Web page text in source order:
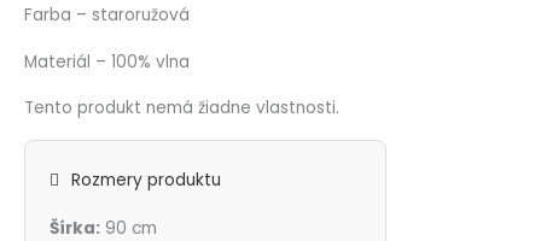
Farba – staroružová
Materiál – 100% vlna
Tento produkt nemá žiadne vlastnosti.
Rozmery produktu
Šírka: 90 cm